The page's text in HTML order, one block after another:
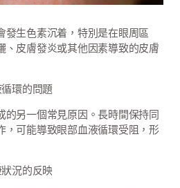
發生色素沉着，特別是在眼周區
、皮膚發炎或其他因素導致的皮膚
環的問題
的另一個常見原因。長時間保持同
，可能導致眼部血液循環受阻，形
況的反映